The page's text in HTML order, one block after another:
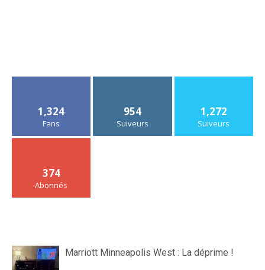
1,324
Fans
954
Suiveurs
1,272
Suiveurs
374
Abonnés
Marriott Minneapolis West : La déprime !